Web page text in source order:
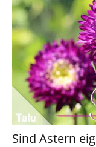
Sind Astern